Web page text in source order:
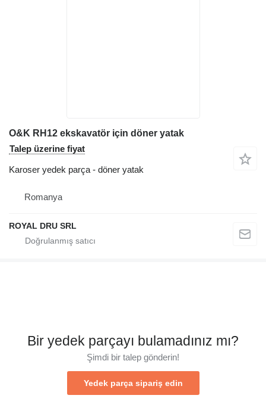
O&K RH12 ekskavatör için döner yatak
Talep üzerine fiyat
Karoser yedek parça - döner yatak
Romanya
ROYAL DRU SRL
Bir yedek parçayı bulamadınız mı?
Şimdi bir talep gönderin!
Yedek parça sipariş edin